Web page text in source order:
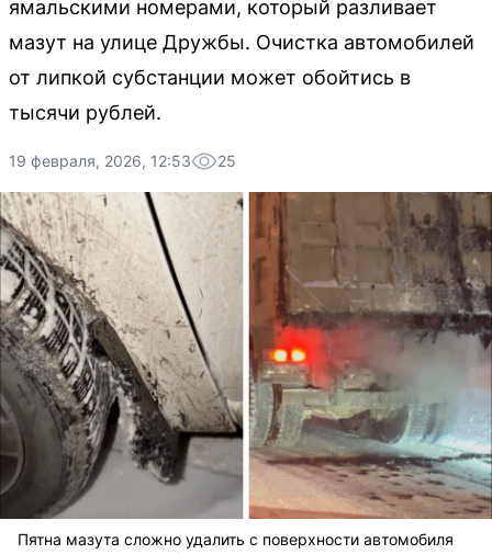
ямальскими номерами, который разливает
мазут на улице Дружбы. Очистка автомобилей
от липкой субстанции может обойтись в
тысячи рублей.
19 февраля, 2026, 12:53 25
Пятна мазута сложно удалить с поверхности автомобиля